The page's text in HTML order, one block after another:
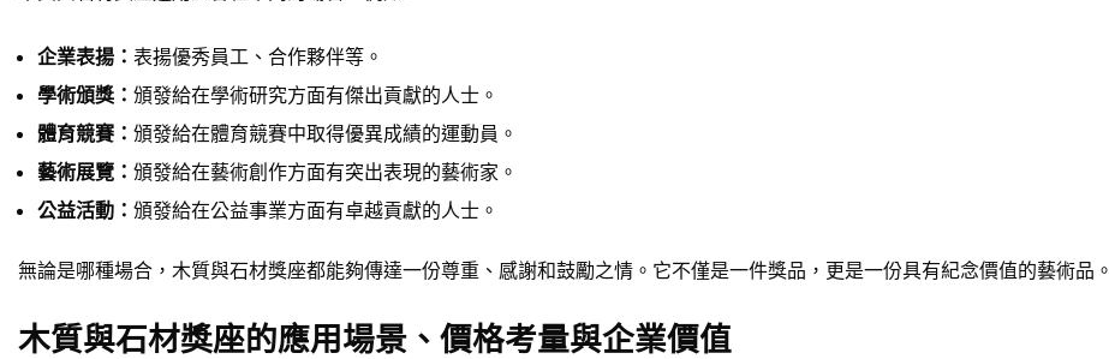
企業表揚： 表揚優秀員工、合作夥伴等。
學術頒獎： 頒發給在學術研究方面有傑出貢獻的人士。
體育競賽： 頒發給在體育競賽中取得優異成績的運動員。
藝術展覽： 頒發給在藝術創作方面有突出表現的藝術家。
公益活動： 頒發給在公益事業方面有卓越貢獻的人士。
無論是哪種場合，木質與石材獎座都能夠傳達一份尊重、感謝和鼓勵之情。它不僅是一件獎品，更是一份具有紀念價值的藝術品。
木質與石材獎座的應用場景、價格考量與企業價值